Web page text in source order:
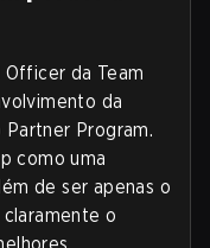
da Team
da
Program.
como uma
de ser apenas o
claramente o